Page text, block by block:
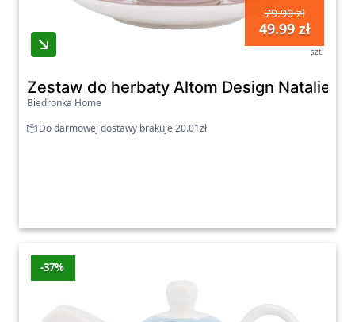
79.90 zł
49.99 zł
szt
Zestaw do herbaty Altom Design Natalie
Biedronka Home
Do darmowej dostawy brakuje 20.01zł
-37%